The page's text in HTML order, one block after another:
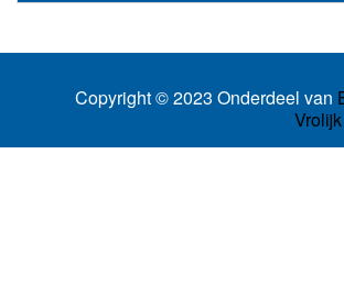
Copyright © 2023 Onderdeel van